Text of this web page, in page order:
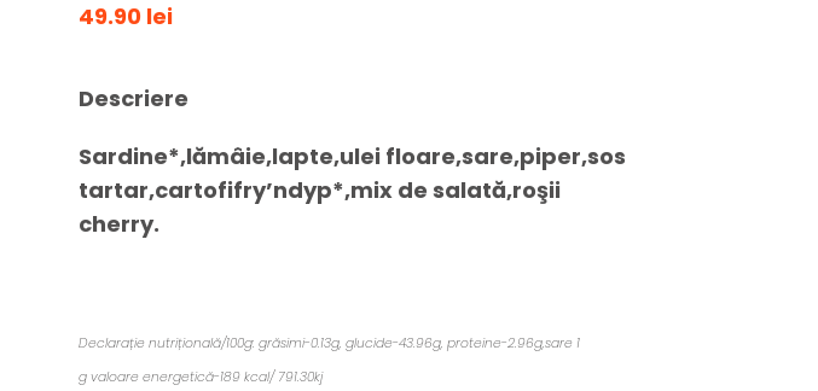
49.90 lei
Descriere
Sardine*,lămâie,lapte,ulei floare,sare,piper,sos
tartar,cartofifry’ndyp*,mix de salată,roşii
cherry.
Declarație nutrițională/100g: grăsimi-0.13g, glucide-43.96g, proteine-2.96g,sare 1
g valoare energetică-189 kcal/ 791.30kj